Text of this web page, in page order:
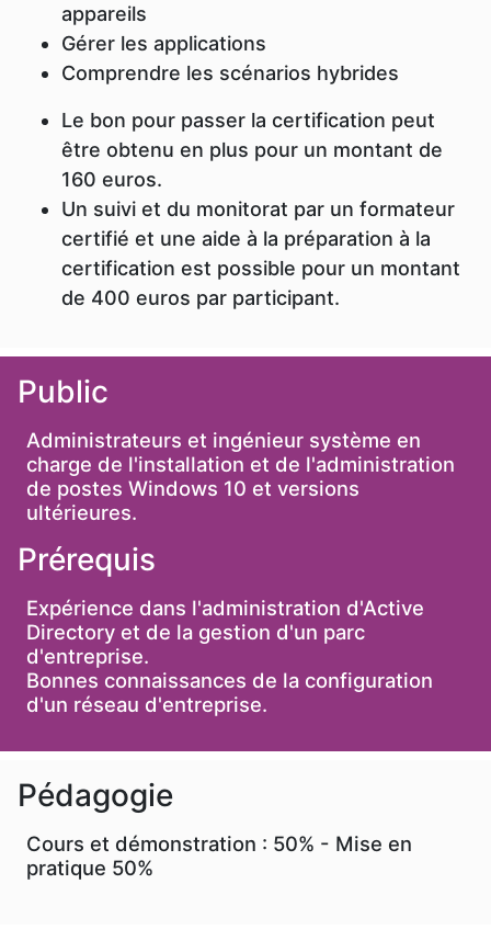
appareils
Gérer les applications
Comprendre les scénarios hybrides
Le bon pour passer la certification peut
être obtenu en plus pour un montant de
160 euros.
Un suivi et du monitorat par un formateur
certifié et une aide à la préparation à la
certification est possible pour un montant
de 400 euros par participant.
Public
Administrateurs et ingénieur système en
charge de l'installation et de l'administration
de postes Windows 10 et versions
ultérieures.
Prérequis
Expérience dans l'administration d'Active
Directory et de la gestion d'un parc
d'entreprise.
Bonnes connaissances de la configuration
d'un réseau d'entreprise.
Pédagogie
Cours et démonstration : 50% - Mise en
pratique 50%